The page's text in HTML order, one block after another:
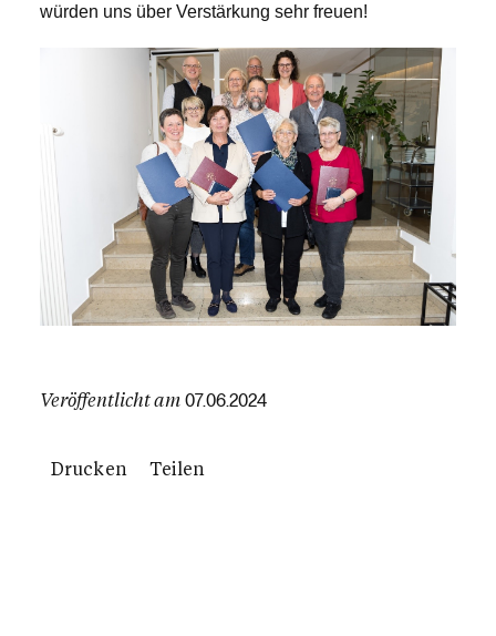
würden uns über Verstärkung sehr freuen!
Veröffentlicht am 07.06.2024
Drucken Teilen